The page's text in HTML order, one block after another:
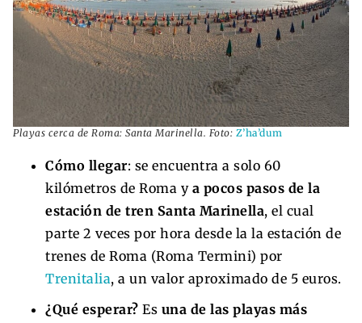
Playas cerca de Roma: Santa Marinella. Foto: Z’ha’dum
Cómo llegar: se encuentra a solo 60
kilómetros de Roma y a pocos pasos de la
estación de tren Santa Marinella, el cual
parte 2 veces por hora desde la la estación de
trenes de Roma (Roma Termini) por
Trenitalia, a un valor aproximado de 5 euros.
¿Qué esperar? Es una de las playas más